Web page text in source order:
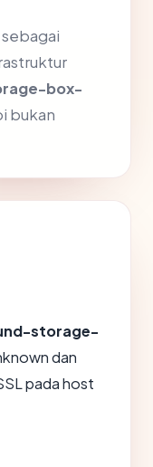
box-
bukan
storage-
dan
pada host